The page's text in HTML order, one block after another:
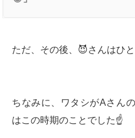
ただ、その後、😈さんはひ
ちなみに、ワタシがAさん
はこの時期のことでした☝️